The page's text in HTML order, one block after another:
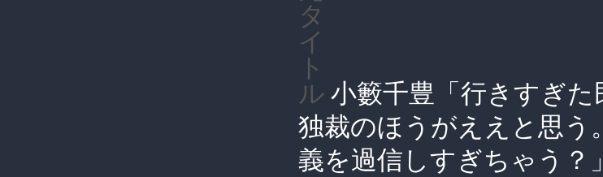
タ
イ
ト
ル 小籔千豊「行きすぎた
独裁のほうがええと思う
義を過信しすぎちゃう？」